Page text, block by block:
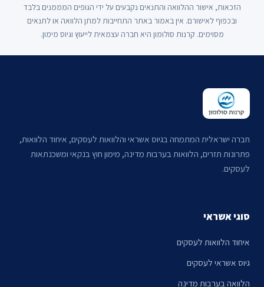
הזכאות, אישור ההלוואה והתנאים נקבעים על ידי הגופים המממנים בלבד
ובכפוף לאישורם. אין באמור באתר התחייבות למתן הלוואה או לתנאים
מסוימים. קרנות סולומון היא חברה עצמאית לייעוץ וגיוס מימון.
חברה ישראלית המתמחה בגיוס אשראי והלוואות לעסקים, איחוד הלוואות,
פתרונות תזרים, הלוואות בערבות מדינה, מימון חוץ בנקאי ומשכנתאות
לעסקים.
סוגי אשראי
איחוד הלוואות לעסקים
גיוס אשראי לעסקים
הלוואה בערבות מדינה